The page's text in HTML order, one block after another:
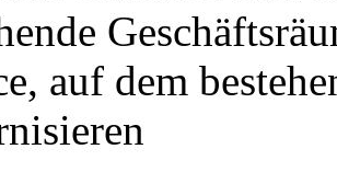
auf dem